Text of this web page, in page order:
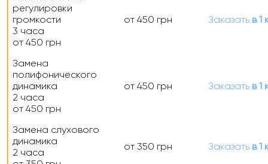
регулировки
громкости
3 часа
от 450 грн
от 450 грн Заказатьв 1
Замена
полифонического
динамика
2 часа
от 450 грн
от 450 грн Заказатьв 1
Замена слухового
динамика
2 часа
от 350 грн Заказатьв 1